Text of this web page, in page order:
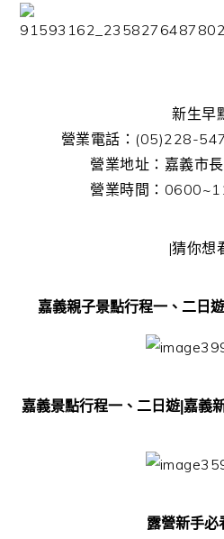
新生早
營業電話：(05)228-
營業地址：嘉義市
營業時間：
|猜你想
嘉義親子景點行程一、二日
嘉義景點行程一、二日遊|嘉義
露營新手必